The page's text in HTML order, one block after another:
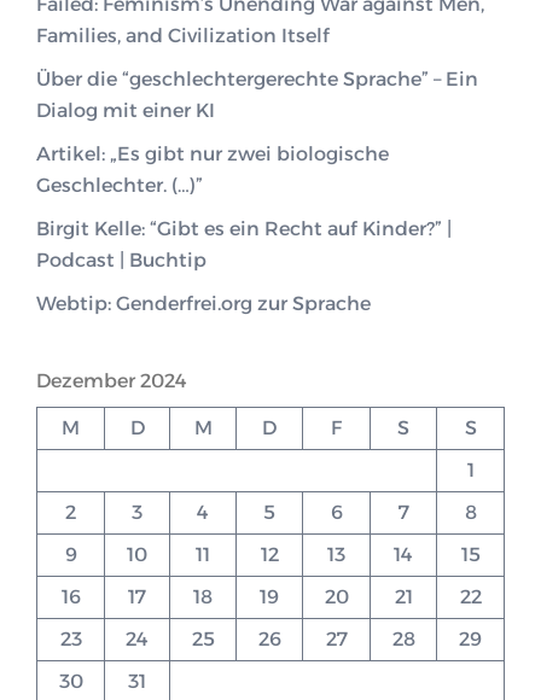
Families, and Civilization Itself
Über die “geschlechtergerechte Sprache” – Ein
Dialog mit einer KI
Artikel: „Es gibt nur zwei biologische
Geschlechter. (…)”
Birgit Kelle: “Gibt es ein Recht auf Kinder?” |
Podcast | Buchtip
Webtip: Genderfrei.org zur Sprache
Dezember 2024
M D M D F S
S
1
2
3 4 5 6 7
8
9
10 11 12 13 14
15
16
17 18 19 20 21
22
23
24 25 26 27 28
29
30
31